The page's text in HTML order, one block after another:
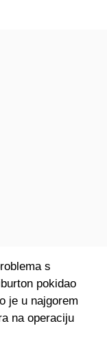
s
pokidao
je u najgorem
na operaciju